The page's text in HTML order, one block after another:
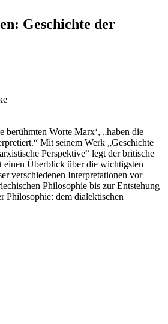
Geschichte der
berühmten Worte Marx‘, „haben die
Mit seinem Werk „Geschichte
Perspektive“ legt der britische
Überblick über die wichtigsten
verschiedenen Interpretationen vor –
Philosophie bis zur Entstehung
Philosophie: dem dialektischen